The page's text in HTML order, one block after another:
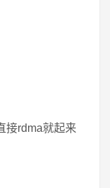
接rdma就起来